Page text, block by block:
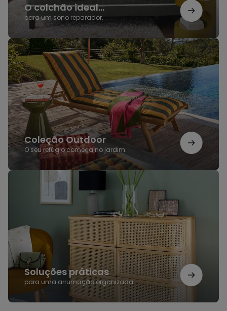
O colchão ideal...
para um sono reparador.
Coleção Outdoor
O seu refúgio começa no jardim.
Coleção
Outdoor
Soluções práticas
para uma arrumação organizada.
Soluções